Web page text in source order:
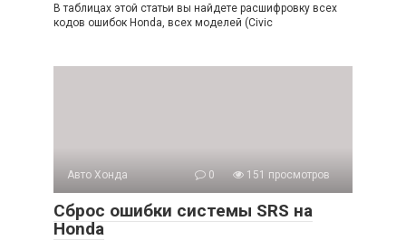
В таблицах этой статьи вы найдете расшифровку всех
кодов ошибок Honda, всех моделей (Civic
Авто Хонда 0 151 просмотров
Сброс ошибки системы SRS на
Honda